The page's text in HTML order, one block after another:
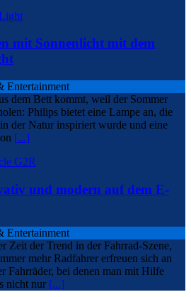
mit Sonnenlicht mit dem
Entertainment
dem Bett kommt, weil der Sommer
Philips bietet eine Lampe an, die
der Natur inspiriert wurde und eine
[...]
und modern auf dem E-
Entertainment
Zeit der Trend in der Fahrrad-Szene,
mehr Radfahrer erfreuen sich an
Fahrräder, bei denen man mit Hilfe
nicht nur [...]